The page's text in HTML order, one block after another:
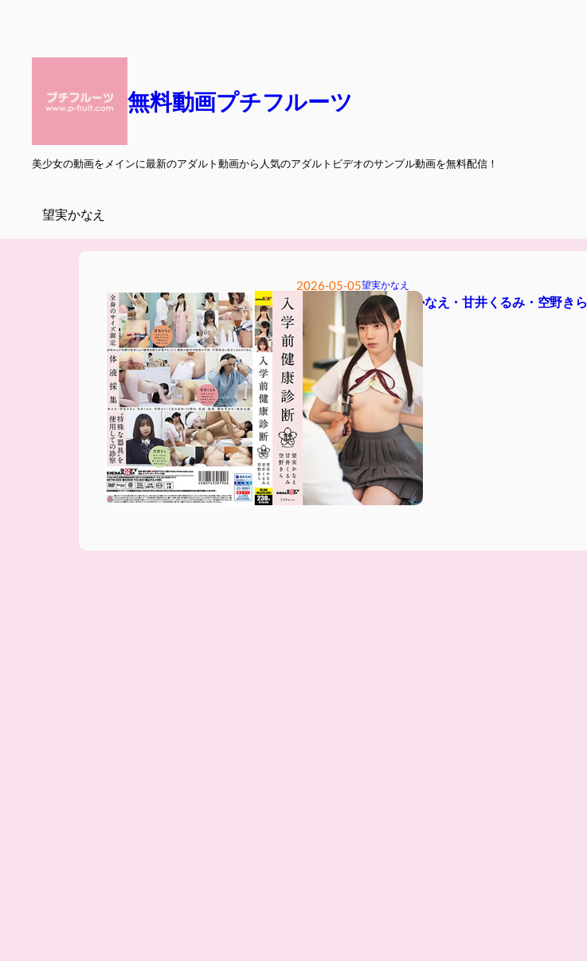
無料動画プチフルーツ
美少女の動画をメインに最新のアダルト動画から人気のアダルトビデオのサンプル動画を無料配信！
望実かなえ
2026-05-05望実かなえ
入学前健康診断 望実かなえ・甘井くるみ・空野きら